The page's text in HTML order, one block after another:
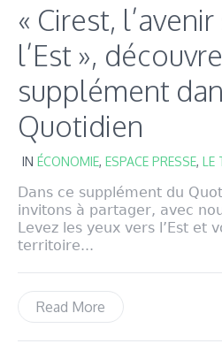
« Cirest,
l’Est »,
supplément
Quotidien
IN ÉCONOMIE, ESPACE PRESSE, LE
Dans ce supplément du
invitons à partager, avec
Levez les yeux vers l’Est et
territoire...
Read More